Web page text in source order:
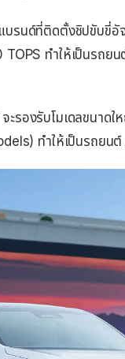
รนด์ที่ติดตั้งชิปขับขี่
ทำให้เป็นรถย
ะรองรับโมเดลขนา
ทำให้เป็นรถยน